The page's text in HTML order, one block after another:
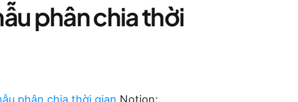
phân chia thời
phân chia thời gian Notion: